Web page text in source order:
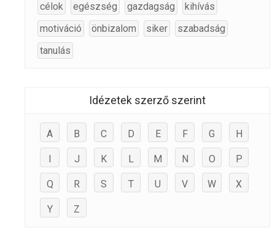
célok egészség gazdagság
kihívás
motiváció
önbizalom siker
szabadság
tanulás
Idézetek szerző szerint
A B C D E F G H
I J K L M N O P
Q R S T U V W X
Y Z